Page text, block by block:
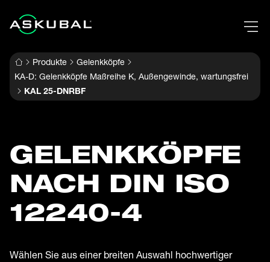
Produkte
Gelenkköpfe
KA-D: Gelenkköpfe Maßreihe K, Außengewinde, wartungsfrei
KAL 25-DNRBF
GELENK­KÖPFE
NACH DIN ISO
12240-4
Wählen Sie aus einer breiten Auswahl hochwertiger